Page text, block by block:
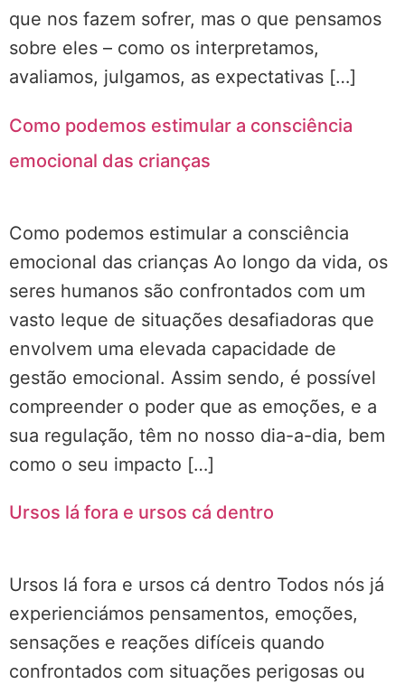
que nos fazem sofrer, mas o que pensamos
sobre eles – como os interpretamos,
avaliamos, julgamos, as expectativas […]
Como podemos estimular a consciência
emocional das crianças
Como podemos estimular a consciência
emocional das crianças Ao longo da vida, os
seres humanos são confrontados com um
vasto leque de situações desafiadoras que
envolvem uma elevada capacidade de
gestão emocional. Assim sendo, é possível
compreender o poder que as emoções, e a
sua regulação, têm no nosso dia-a-dia, bem
como o seu impacto […]
Ursos lá fora e ursos cá dentro
Ursos lá fora e ursos cá dentro Todos nós já
experienciámos pensamentos, emoções,
sensações e reações difíceis quando
confrontados com situações perigosas ou